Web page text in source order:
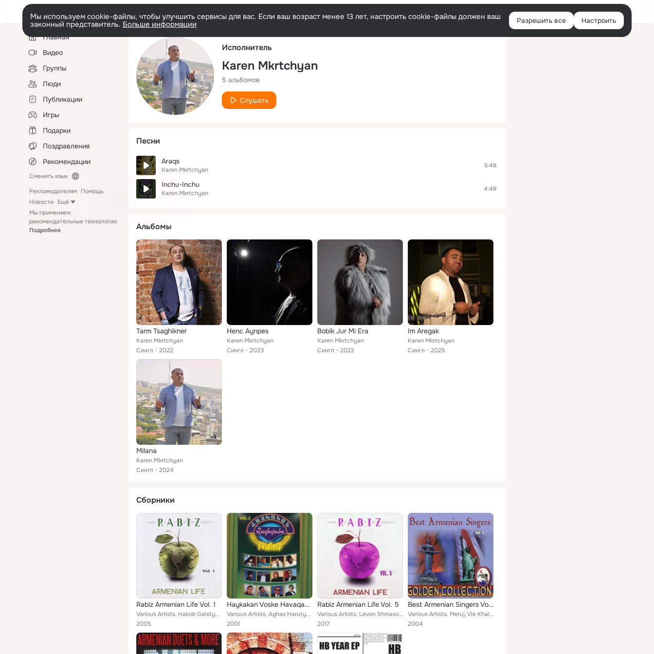
Русский Войти
Мы используем cookie-файлы, чтобы улучшить сервисы для вас. Если ваш возраст менее 13 лет, настроить cookie-файлы должен ваш
законный представитель. Больше информации Разрешить все Настроить
Левая
колонкаГлавная
Видео
Группы
Люди
Публикации
Игры
Подарки
Поздравления
Рекомендации
Сменить язык
Рекламодателям Помощь
Новости Ещё
Мы применяем
рекомендательные технологии
Подробнее
Исполнитель
Karen Mkrtchyan
5 альбомов
Слушать
Песни
Araqs
Karen Mkrtchyan
5:48
Inchu-Inchu
Karen Mkrtchyan
4:48
Альбомы
Tarm Tsaghikner
Karen Mkrtchyan
Сингл
2022
Henc Aynpes
Karen Mkrtchyan
Сингл
2023
Bobik Jur Mi Era
Karen Mkrtchyan
Сингл
2022
Im Aregak
Karen Mkrtchyan
Сингл
2025
Milana
Karen Mkrtchyan
Сингл
2024
Сборники
Rabiz Armenian Life Vol. 1
Various Artists, Hakob Galstyan, Sos Tatevosyan, Karen Gevorgyan, Arman, Romik, Gagik Gevorgyan, Levon Sargsyan, Karen Mkrtchyan...
2005
Haykakan Voske Havaqacu, Vol. 2
Various Artists, Aghas Harutyunyan, Sos Tadevosyan, Grisha Aloyan, Samvel Mirzoyan, Edik Karapetyan, Shavo, Karen Saribekyan, Ju...
2001
Rabiz Armenian Life Vol. 5
Various Artists, ‪Levon Shmavonyan‬, Karen Hakobyan, Sos Mazmanian, Levon Shmavonyan, Gagik Tadevosyan, Levon Sargsyan, Karen Mk...
2017
Best Armenian Singers Vol. 6
Various Artists, Meruj, Vle Khaloyan, Erna Hambartsumyan, Hovhannes Vardanyan, Gevorg Yeghiazaryan, Karen Mkrtchyan, Gagik Gevor...
2004